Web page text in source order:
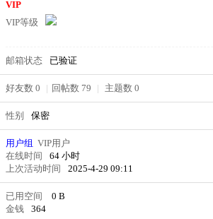
VIP
VIP等级
邮箱状态 已验证
好友数 0 | 回帖数 79 | 主题数 0
性别 保密
用户组 VIP用户
在线时间
64 小时
上次活动时间
2025-4-29 09:11
已用空间
0 B
金钱
364